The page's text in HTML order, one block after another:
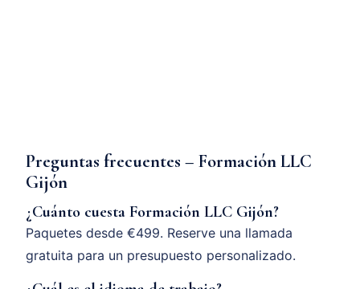
Preguntas frecuentes – Formación LLC
Gijón
¿Cuánto cuesta Formación LLC Gijón?
Paquetes desde €499. Reserve una llamada
gratuita para un presupuesto personalizado.